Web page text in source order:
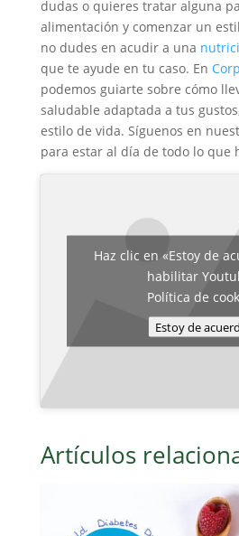
dudas o quieres tratar alguna
alimentación y comenzar un
no dudes en acudir a una
que te ayude en tu caso. En
podemos guiarte sobre cómo
saludable adaptada a tus
estilo de vida. Síguenos en
para estar al día de todo lo que
Haz clic en «Estoy de
habilitar
Política de
Estoy de
Artículos